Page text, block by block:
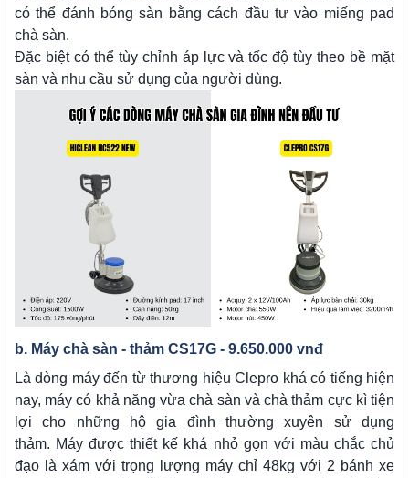
có thể đánh bóng sàn bằng cách đầu tư vào miếng pad
chà sàn.
Đặc biệt có thể tùy chỉnh áp lực và tốc độ tùy theo bề mặt
sàn và nhu cầu sử dụng của người dùng.
b. Máy chà sàn - thảm CS17G - 9.650.000 vnđ
Là dòng máy đến từ thương hiệu Clepro khá có tiếng hiện
nay, máy có khả năng vừa chà sàn và chà thảm cực kì tiện
lợi cho những hộ gia đình thường xuyên sử dụng
thảm. Máy được thiết kế khá nhỏ gọn với màu chắc chủ
đạo là xám với trọng lượng máy chỉ 48kg với 2 bánh xe